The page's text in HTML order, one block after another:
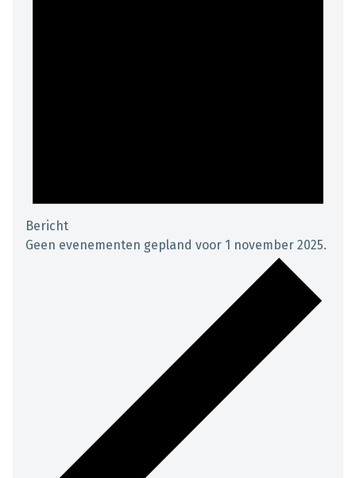
Bericht
Geen evenementen gepland voor 1 november 2025.